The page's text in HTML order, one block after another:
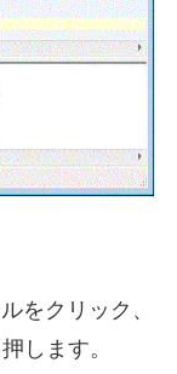
をクリック、
します。